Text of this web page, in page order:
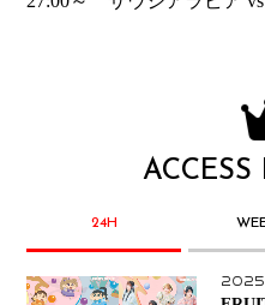
ACCESS
24H